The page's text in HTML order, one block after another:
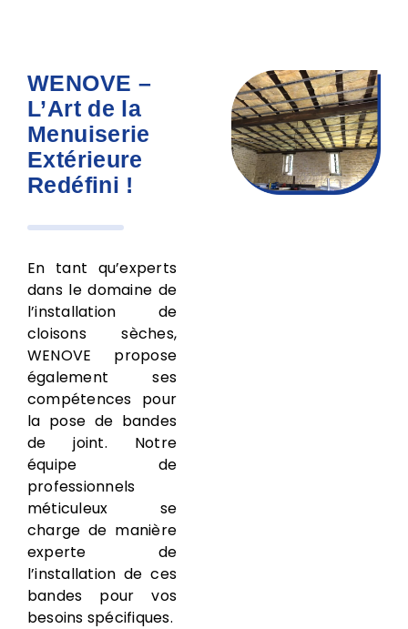
WENOVE –
L’Art de la
Menuiserie
Extérieure
Redéfini !
En tant qu’experts
dans le domaine de
l’installation de
cloisons sèches,
WENOVE propose
également ses
compétences pour
la pose de bandes
de joint. Notre
équipe de
professionnels
méticuleux se
charge de manière
experte de
l’installation de ces
bandes pour vos
besoins spécifiques.